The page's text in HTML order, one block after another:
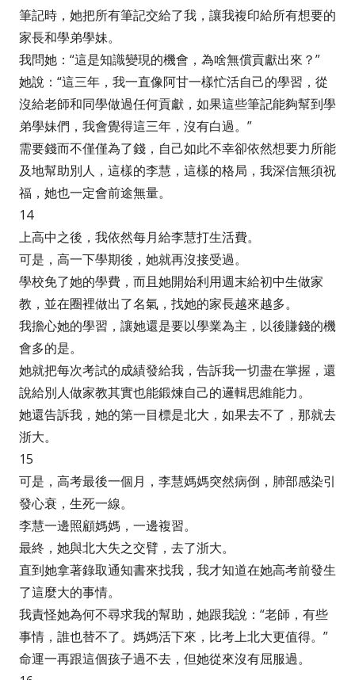
筆記時，她把所有筆記交給了我，讓我複印給所有想要的
家長和學弟學妹。
我問她：“這是知識變現的機會，為啥無償貢獻出來？”
她說：“這三年，我一直像阿甘一樣忙活自己的學習，從
沒給老師和同學做過任何貢獻，如果這些筆記能夠幫到學
弟學妹們，我會覺得這三年，沒有白過。”
需要錢而不僅僅為了錢，自己如此不幸卻依然想要力所能
及地幫助別人，這樣的李慧，這樣的格局，我深信無須祝
福，她也一定會前途無量。
14
上高中之後，我依然每月給李慧打生活費。
可是，高一下學期後，她就再沒接受過。
學校免了她的學費，而且她開始利用週末給初中生做家
教，並在圈裡做出了名氣，找她的家長越來越多。
我擔心她的學習，讓她還是要以學業為主，以後賺錢的機
會多的是。
她就把每次考試的成績發給我，告訴我一切盡在掌握，還
說給別人做家教其實也能鍛煉自己的邏輯思維能力。
她還告訴我，她的第一目標是北大，如果去不了，那就去
浙大。
15
可是，高考最後一個月，李慧媽媽突然病倒，肺部感染引
發心衰，生死一線。
李慧一邊照顧媽媽，一邊複習。
最終，她與北大失之交臂，去了浙大。
直到她拿著錄取通知書來找我，我才知道在她高考前發生
了這麼大的事情。
我責怪她為何不尋求我的幫助，她跟我說：“老師，有些
事情，誰也替不了。媽媽活下來，比考上北大更值得。”
命運一再跟這個孩子過不去，但她從來沒有屈服過。